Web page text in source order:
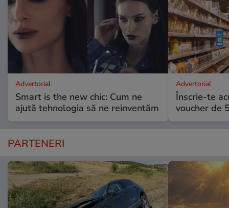
Advertorial
Smart is the new chic: Cum ne
ajută tehnologia să ne reinventăm
Advertorial
Înscrie-te
voucher de
PARTENERI